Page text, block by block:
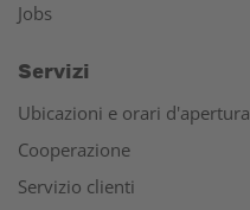
Jobs
Servizi
Ubicazioni e orari d'apertura
Cooperazione
Servizio clienti